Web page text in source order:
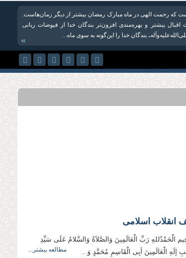
که رحمت الهی در ماه مبارک رمضان بیشتر از دیگر زمان‌هاست.
بیشتر و بهره‌مندی افزون‌تر بندگان خدا از فیوضات ربانی
بندگان خدا را این‌گونه به سوی ماه...
»
اسلامی
الْحَمْدُللهِ رَبِّ الْعَالَمِینَ وَالصَّلاَةُ وَالسَّلامُ عَلَی سَیِّدِ
إلَهِ الْعَالَمِینَ أبِی الْقَاسِمِ مُحَمَّدٍ وَ...
مطالعه بیشتر...